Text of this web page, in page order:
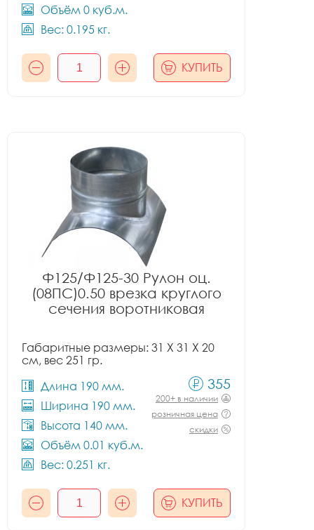
Объём 0 куб.м.
Вес: 0.195 кг.
КУПИТЬ
Ф125/Ф125-30 Рулон оц.
(08ПС)0.50 врезка круглого
сечения воротниковая
Габаритные размеры: 31 X 31 X 20
см, вес 251 гр.
Длина 190 мм.
Ширина 190 мм.
Высота 140 мм.
Объём 0.01 куб.м.
Вес: 0.251 кг.
355
200+ в наличии
розничная цена
скидки
КУПИТЬ